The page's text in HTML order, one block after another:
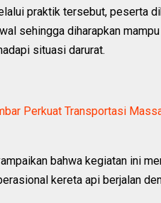
praktik tersebut, peserta
sehingga diharapkan
situasi darurat.
Perkuat Transportasi
bahwa kegiatan ini
kereta api berjalan